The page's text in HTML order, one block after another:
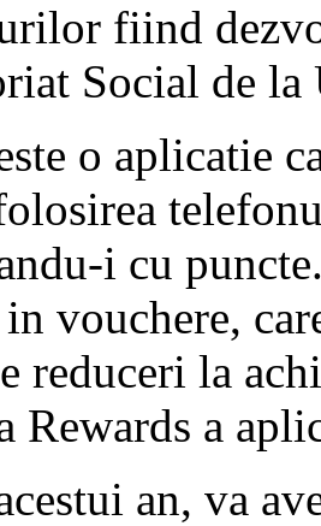
fiind
Social de
o aplicatie
i cu
in vouchere,
reduceri la
Rewards a
an, va